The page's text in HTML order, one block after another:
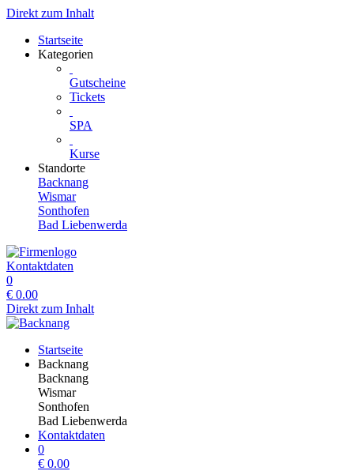
Direkt zum Inhalt
Startseite
Kategorien
Gutscheine
Tickets
SPA
Kurse
Standorte
Backnang
Wismar
Sonthofen
Bad Liebenwerda
Kontaktdaten
0
€ 0.00
Direkt zum Inhalt
Startseite
Backnang
Backnang
Wismar
Sonthofen
Bad Liebenwerda
Kontaktdaten
0
€ 0.00